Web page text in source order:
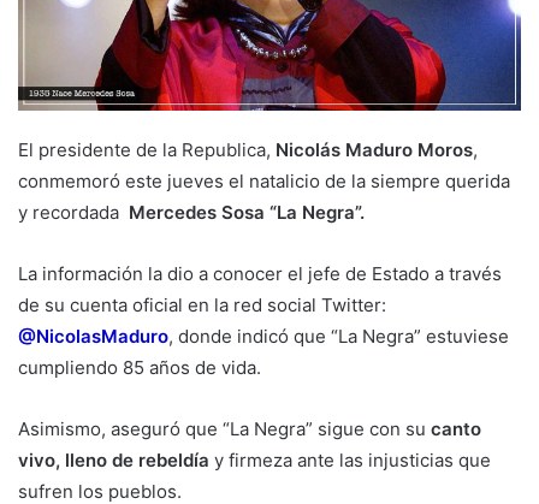
El presidente de la Republica, Nicolás Maduro Moros,
conmemoró este jueves el natalicio de la siempre querida
y recordada Mercedes Sosa “La Negra”.
La información la dio a conocer el jefe de Estado a través
de su cuenta oficial en la red social Twitter:
@NicolasMaduro, donde indicó que “La Negra” estuviese
cumpliendo 85 años de vida.
Asimismo, aseguró que “La Negra” sigue con su canto
vivo, lleno de rebeldía y firmeza ante las injusticias que
sufren los pueblos.